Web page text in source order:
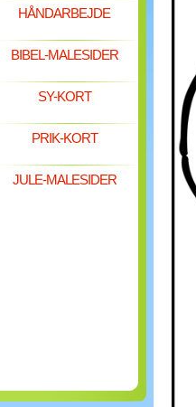
HÅNDARBEJDE
BIBEL-MALESIDER
SY-KORT
PRIK-KORT
JULE-MALESIDER